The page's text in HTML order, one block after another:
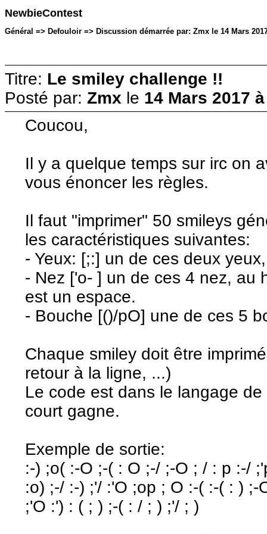
NewbieContest
Général => Defouloir => Discussion démarrée par: Zmx le 14 Mars
Titre: Le smiley challenge !!
Posté par: Zmx le 14 Mars 2017
Coucou,
Il y a quelque temps sur irc on
vous énoncer les règles.
Il faut "imprimer" 50 smileys
les caractéristiques suivantes:
- Yeux: [;:] un de ces deux
- Nez ['o- ] un de ces 4 nez, au
est un espace.
- Bouche [()/pO] une de ces 5
Chaque smiley doit être
retour à la ligne, ...)
Le code est dans le langage
court gagne.
Exemple de sortie:
:-) ;o( :-O ;-( : O ;-/ ;-O ; / : p :-/
:o) ;-/ :-) ;'/ :'O ;op ; O :-( :-( : )
;'O :') : ( ; ) ;-( : / ; ) ;'/ ; )